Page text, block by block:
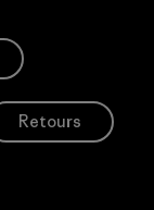
Retours